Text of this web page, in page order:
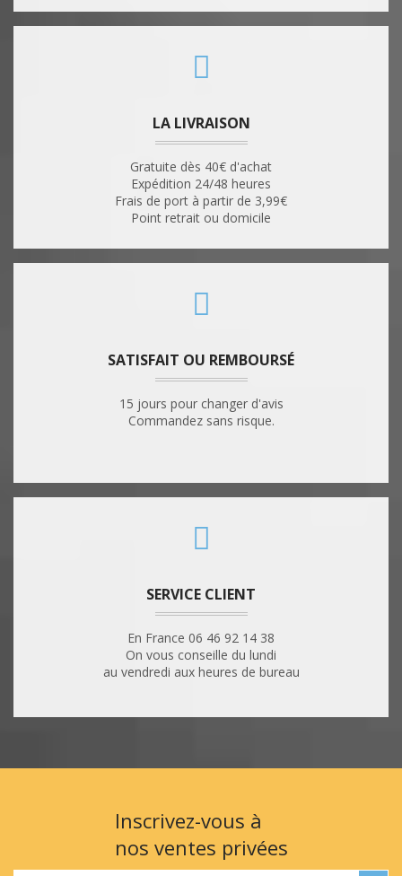
LA LIVRAISON
Gratuite dès 40€ d'achat
Expédition 24/48 heures
Frais de port à partir de 3,99€
Point retrait ou domicile
SATISFAIT OU REMBOURSÉ
15 jours pour changer d'avis
Commandez sans risque.
SERVICE CLIENT
En France 06 46 92 14 38
On vous conseille du lundi
au vendredi aux heures de bureau
Inscrivez-vous à
nos ventes privées